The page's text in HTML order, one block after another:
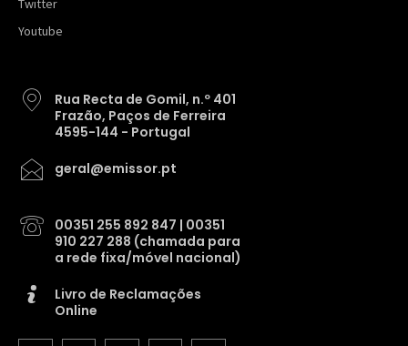
Twitter
Youtube
Rua Recta de Gomil, n.º 401
Frazão, Paços de Ferreira
4595-144 - Portugal
geral@emissor.pt
00351 255 892 847 | 00351
910 227 288 (chamada para
a rede fixa/móvel nacional)
Livro de Reclamações
Online